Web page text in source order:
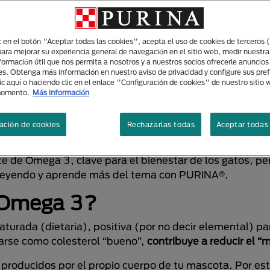
que tiene el
de su organismo, el Omega 3 es clave
mascota.
de Omega 3, clave para el bienestar de los gatos,
y aprende más del tema con PURINA®.
3?
(dietaria), positiva (por no decir elemental)
como colesterol “bueno”, contribuye a reducir el
por el propio cuerpo de tu mascota. Por
en el botón "Aceptar todas las cookies", acepta el uso de cookies de terceros
mejorar su experiencia general de navegación en el sitio web, medir
útil que nos permita a nosotros y a nuestros socios ofrecerle
Obtenga más información en nuestro aviso de privacidad y configure sus
aquí o haciendo clic en el enlace "Configuración de cookies" de nuestro sitio
Más información
Rechazarlas todas Aceptar todas
de cookies